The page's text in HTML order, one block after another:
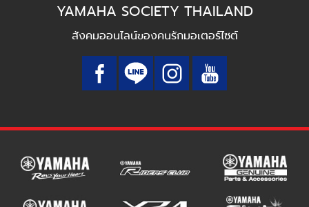
YAMAHA SOCIETY THAILAND
สังคมออนไลน์ของคนรักมอเตอร์ไซต์